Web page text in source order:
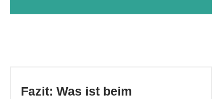
Fazit: Was ist beim